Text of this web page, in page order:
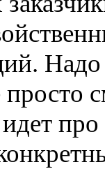
Надо
идет